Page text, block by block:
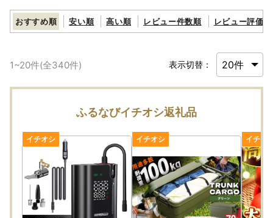
【書類の発送について※重要※】
なお、ワンストップ特例申請書は、ご要望の寄附者様のみ同
封いたします。
【オンライン ワンストップ申請受付中】
■『自治体マイページ』にてオンラインでの申請可能！
自治体マイページ
・ワンストップ申請状況の確認ができます。
・寄附金受領証明書のダウンロードは行っておりません。
※初めてご利用の場合は、新規アカウント登録よりお進みく
ださい。
※寄附受付Noにて申請が可能です。
おすすめ順 安い順 高い順 レビュー件数順 レビュー評価順
1~20件(全340件) 表示切替：
ふるなびイチオシ返礼品